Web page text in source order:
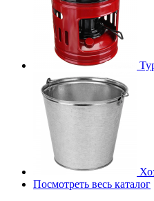
Посмотреть весь каталог